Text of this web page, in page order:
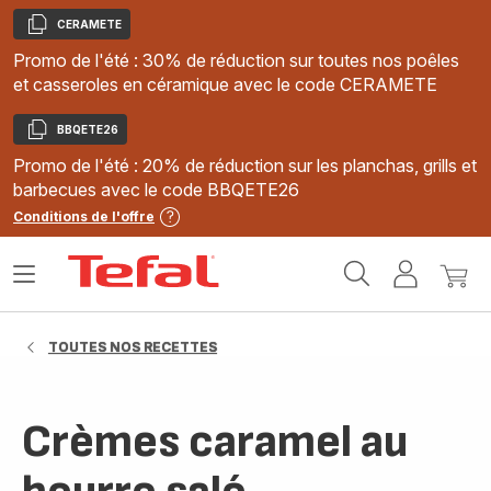
Copier
CERAMETE
Promo de l'été : 30% de réduction sur toutes nos poêles
et casseroles en céramique avec le code CERAMETE
Copier
BBQETE26
Promo de l'été : 20% de réduction sur les planchas, grills et
barbecues avec le code BBQETE26
Conditions de l'offre
MonMon
Ouvrir
TOUTES NOS RECETTES
Crèmes caramel au